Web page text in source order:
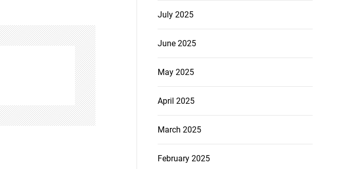
July 2025
June 2025
May 2025
April 2025
March 2025
February 2025